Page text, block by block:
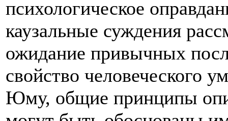
психологическое
каузальные суждения
ожидание привычных
свойство человеческого
Юму, общие принципы